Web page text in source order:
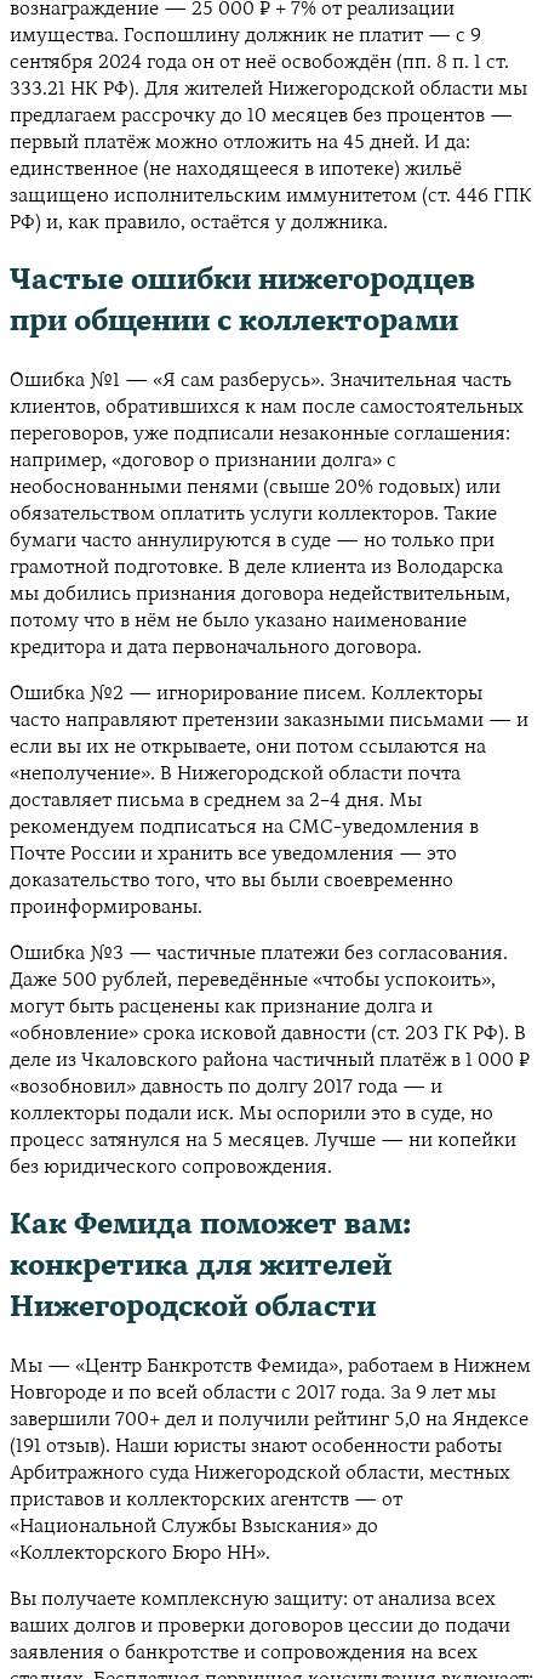
вознаграждение — 25 000 ₽ + 7% от реализации
имущества. Госпошлину должник не платит — с 9
сентября 2024 года он от неё освобождён (пп. 8 п. 1 ст.
333.21 НК РФ). Для жителей Нижегородской области мы
предлагаем рассрочку до 10 месяцев без процентов —
первый платёж можно отложить на 45 дней. И да:
единственное (не находящееся в ипотеке) жильё
защищено исполнительским иммунитетом (ст. 446 ГПК
РФ) и, как правило, остаётся у должника.
Частые ошибки нижегородцев
при общении с коллекторами
Ошибка №1 — «Я сам разберусь». Значительная часть
клиентов, обратившихся к нам после самостоятельных
переговоров, уже подписали незаконные соглашения:
например, «договор о признании долга» с
необоснованными пенями (свыше 20% годовых) или
обязательством оплатить услуги коллекторов. Такие
бумаги часто аннулируются в суде — но только при
грамотной подготовке. В деле клиента из Володарска
мы добились признания договора недействительным,
потому что в нём не было указано наименование
кредитора и дата первоначального договора.
Ошибка №2 — игнорирование писем. Коллекторы
часто направляют претензии заказными письмами — и
если вы их не открываете, они потом ссылаются на
«неполучение». В Нижегородской области почта
доставляет письма в среднем за 2–4 дня. Мы
рекомендуем подписаться на СМС-уведомления в
Почте России и хранить все уведомления — это
доказательство того, что вы были своевременно
проинформированы.
Ошибка №3 — частичные платежи без согласования.
Даже 500 рублей, переведённые «чтобы успокоить»,
могут быть расценены как признание долга и
«обновление» срока исковой давности (ст. 203 ГК РФ). В
деле из Чкаловского района частичный платёж в 1 000 ₽
«возобновил» давность по долгу 2017 года — и
коллекторы подали иск. Мы оспорили это в суде, но
процесс затянулся на 5 месяцев. Лучше — ни копейки
без юридического сопровождения.
Как Фемида поможет вам:
конкретика для жителей
Нижегородской области
Мы — «Центр Банкротств Фемида», работаем в Нижнем
Новгороде и по всей области с 2017 года. За 9 лет мы
завершили 700+ дел и получили рейтинг 5,0 на Яндексе
(191 отзыв). Наши юристы знают особенности работы
Арбитражного суда Нижегородской области, местных
приставов и коллекторских агентств — от
«Национальной Службы Взыскания» до
«Коллекторского Бюро НН».
Вы получаете комплексную защиту: от анализа всех
ваших долгов и проверки договоров цессии до подачи
заявления о банкротстве и сопровождения на всех